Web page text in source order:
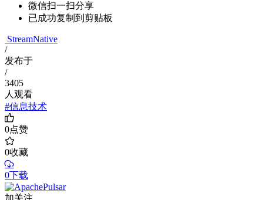
微信扫一扫分享
已成功复制到剪贴板
StreamNative
/
发布于
/
3405
人观看
#信息技术
0点赞
0收藏
0下载